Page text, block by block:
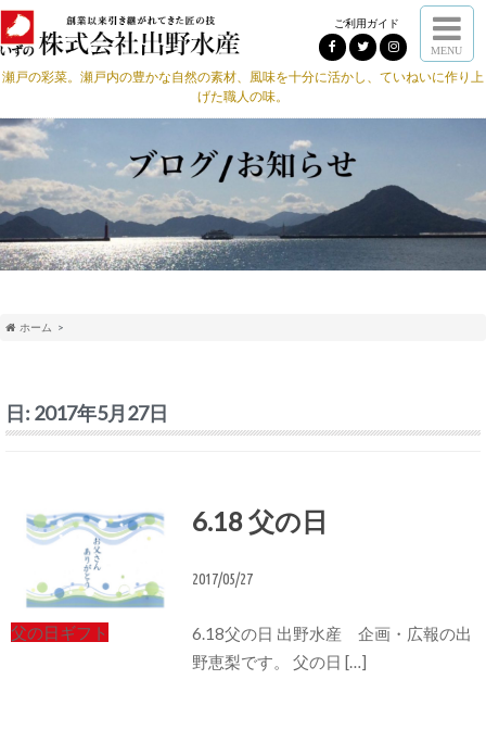
ご利用ガイド
MENU
瀬戸の彩菜。瀬戸内の豊かな自然の素材、風味を十分に活かし、ていねいに作り上
げた職人の味。
ホーム
日: 2017年5月27日
父の日ギフト
6.18 父の日
2017/05/27
6.18父の日 出野水産 企画・広報の出
野恵梨です。 父の日 […]